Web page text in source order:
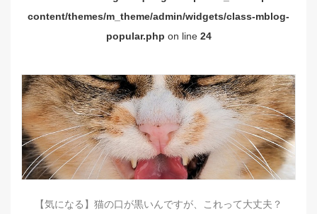
content/themes/m_theme/admin/widgets/class-mblog-
popular.php on line 24
【気になる】猫の口が黒いんですが、これって大丈夫？